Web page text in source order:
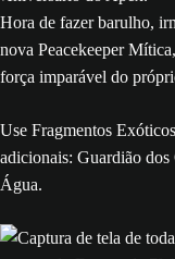
Hora de fazer barulho,
nova Peacekeeper
força imparável do
Use Fragmentos
adicionais: Guardião dos
Água.